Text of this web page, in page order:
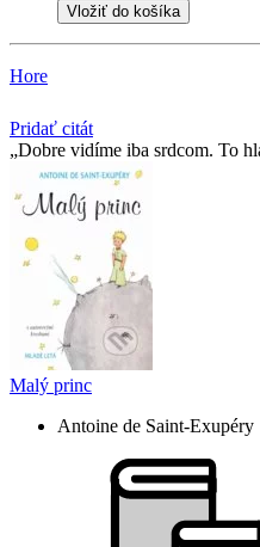
Vložiť do košíka
Hore
Pridať citát
Dobre vidíme iba srdcom. To
Malý princ
Antoine de Saint-Exupéry